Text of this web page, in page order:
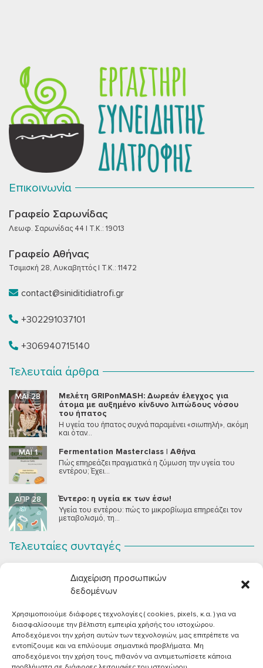
Διαχείριση προσωπικών
δεδομένων
Χρησιμοποιούμε διάφορες τεχνολογίες ( cookies, pixels, κ.α. ) για να
διασφαλίσουμε την βέλτιστη εμπειρία χρήσής του ιστοχώρου.
Αποδεχόμενοι την χρήση αυτών των τεχνολογιών, μας επιτρέπετε να
εντοπίζουμε και να επιλύουμε σημαντικά προβλήματα. Μη
αποδεχόμενοι την χρήση τους, πιθανόν να αντιμετωπίσετε κάποια
Επικοινωνία
Γραφείο Σαρωνίδας
Λεωφ. Σαρωνίδας 44 | T.K.: 19013
Γραφείο Αθήνας
Τσιμισκή 28, Λυκαβηττός | T.K.: 11472
contact@siniditidiatrofi.gr
+302291037101
+306940715140
Τελευταία άρθρα
Μελέτη GRIPonMASH: Δωρεάν έλεγχος για
άτομα με αυξημένο κίνδυνο λιπώδους νόσου
του ήπατος
ΜΆΙ 28
Η υγεία του ήπατος συχνά παραμένει «σιωπηλή», ακόμη
και όταν...
Fermentation Masterclass | Αθήνα
ΜΆΙ 1
Πώς επηρεάζει πραγματικά η ζύμωση την υγεία του
εντέρου; Έχει...
Έντερο: η υγεία εκ των έσω!
ΑΠΡ 28
Υγεία του εντέρου: πώς το μικροβίωμα επηρεάζει τον
μεταβολισμό, τη...
Τελευταίες συνταγές
Μια μους σοκολάτας για όλους εμάς που θέλουμε να
συστήσουμε...
Vegan Χωριάτικη Σαλάτα με Φέτα από Τόφου
ΙΟΎΝ 26
Καλοκαίρι, ζεστάρα και “χωριάτικη” σαλάτα! Έχοντας
μεγαλώσει με αυτό το...
Πικάντικες πέννες με ντομάτα
ΙΟΎΝ 18